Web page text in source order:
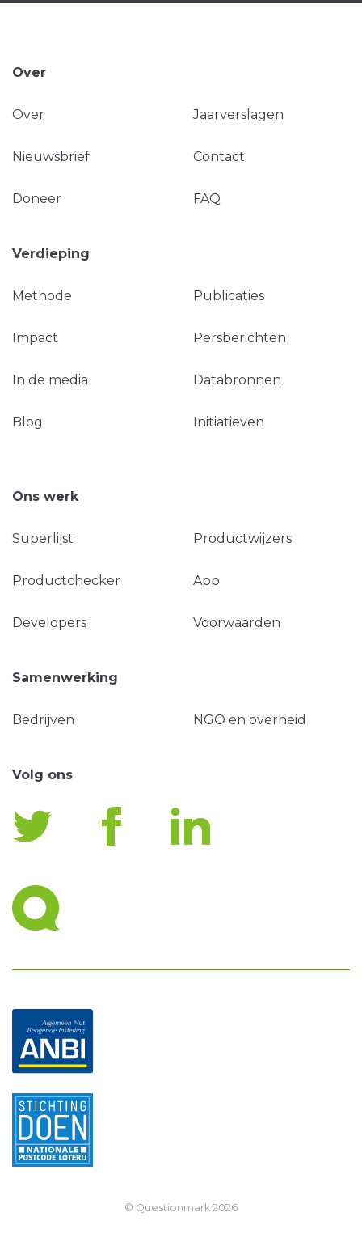
Over
Over Jaarverslagen
Nieuwsbrief Contact
Doneer FAQ
Verdieping
Methode Publicaties
Impact Persberichten
In de media Databronnen
Blog Initiatieven
Ons werk
Superlijst Productwijzers
Productchecker App
Developers Voorwaarden
Samenwerking
Bedrijven NGO en overheid
Volg ons
© Questionmark 2026